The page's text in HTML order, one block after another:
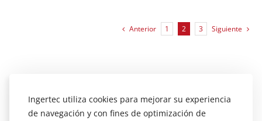
Anterior 1 2 3 Siguiente
Ingertec utiliza cookies para mejorar su experiencia
de navegación y con fines de optimización de